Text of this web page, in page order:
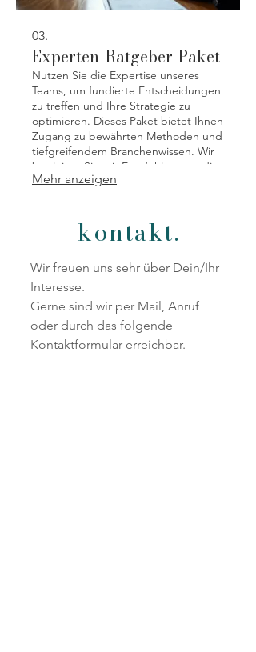
03.
Experten-Ratgeber-Paket
Nutzen Sie die Expertise unseres
Teams, um fundierte Entscheidungen
zu treffen und Ihre Strategie zu
optimieren. Dieses Paket bietet Ihnen
Zugang zu bewährten Methoden und
tiefgreifendem Branchenwissen. Wir
begleiten Sie mit Empfehlungen, die
darauf abzielen, Ihre Effizienz zu
Mehr anzeigen
kontakt.
Wir freuen uns sehr über Dein/Ihr
Interesse.
Gerne sind wir per Mail, Anruf
oder durch das folgende
Kontaktformular erreichbar.